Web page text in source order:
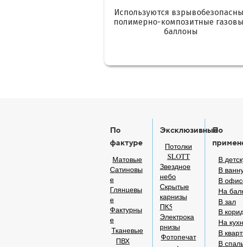
Используются
полимерно-композитные
баллоны
По
фактуре
Матовые
Сатиновы
е
Глянцевы
е
Фактурны
е
Тканевые
ПВХ
Эксклюзивные
Потолки
SLOTT
Звездное
небо
Скрытые
карнизы
ПК5
Электрока
рнизы
Фотопечат
По
В
В
В
На
В зал
В
На
В
В